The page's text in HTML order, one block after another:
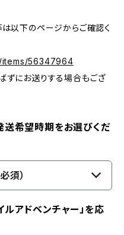
は以下のページからご確認く
56347964
ずにお送りする場合もござ
送希望時期をお選びくだ
須）
アドベンチャー」を応